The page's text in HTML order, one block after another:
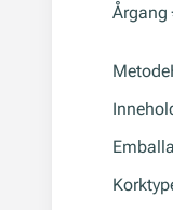
Årgang
Metode